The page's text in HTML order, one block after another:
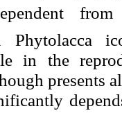
Phytolacca
in the
presents